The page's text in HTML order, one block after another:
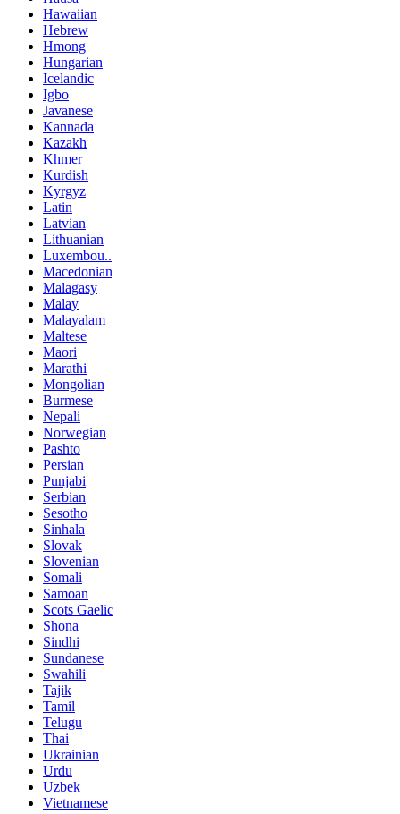
Hawaiian
Hebrew
Hmong
Hungarian
Icelandic
Igbo
Javanese
Kannada
Kazakh
Khmer
Kurdish
Kyrgyz
Latin
Latvian
Lithuanian
Luxembou..
Macedonian
Malagasy
Malay
Malayalam
Maltese
Maori
Marathi
Mongolian
Burmese
Nepali
Norwegian
Pashto
Persian
Punjabi
Serbian
Sesotho
Sinhala
Slovak
Slovenian
Somali
Samoan
Scots Gaelic
Shona
Sindhi
Sundanese
Swahili
Tajik
Tamil
Telugu
Thai
Ukrainian
Urdu
Uzbek
Vietnamese